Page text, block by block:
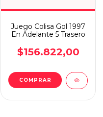
Juego Colisa Gol 1997
En Adelante 5 Trasero
$156.822,00